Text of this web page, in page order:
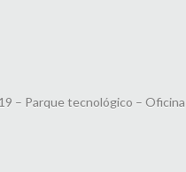
– Parque tecnológico – Oficina